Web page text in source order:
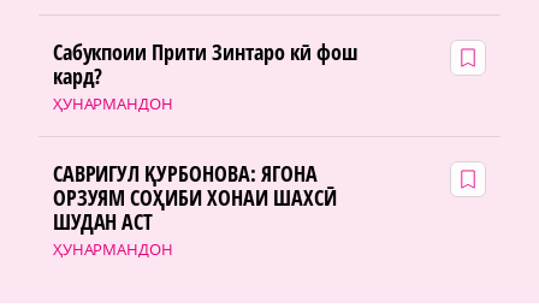
ҲУНАРМАНДОН
Сабукпоии Прити Зинтаро кӣ фош
кард?
ҲУНАРМАНДОН
САВРИГУЛ ҚУРБОНОВА: ЯГОНА
ОРЗУЯМ СОҲИБИ ХОНАИ ШАХСӢ
ШУДАН АСТ